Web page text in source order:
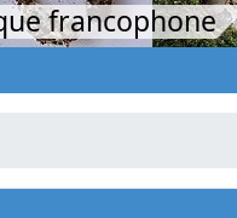
francophone